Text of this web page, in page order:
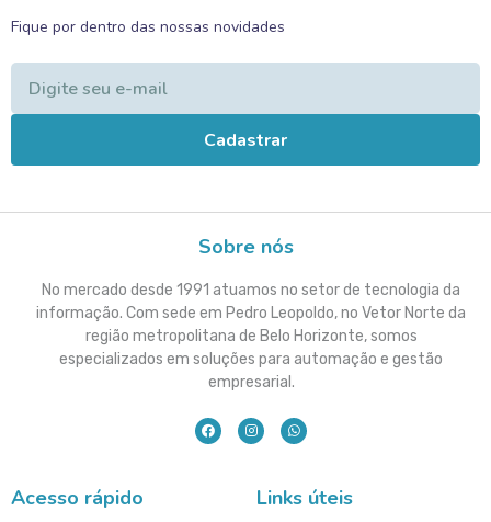
Fique por dentro das nossas novidades
Cadastrar
Sobre nós
No mercado desde 1991 atuamos no setor de tecnologia da
informação. Com sede em Pedro Leopoldo, no Vetor Norte da
região metropolitana de Belo Horizonte, somos
especializados em soluções para automação e gestão
empresarial.
Acesso rápido Links úteis